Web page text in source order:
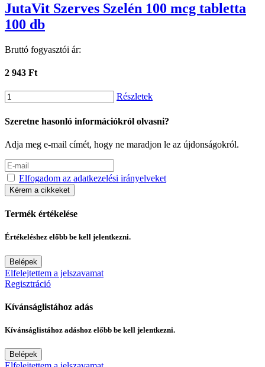
JutaVit Szerves Szelén 100 mcg tabletta
100 db
Bruttó fogyasztói ár:
2 943 Ft
Részletek
Szeretne hasonló információkról olvasni?
Adja meg e-mail címét, hogy ne maradjon le az újdonságokról.
Elfogadom az adatkezelési irányelveket
Kérem a cikkeket
Termék értékelése
Értékeléshez előbb be kell jelentkezni.
Belépek
Elfelejtettem a jelszavamat
Regisztráció
Kívánságlistához adás
Kívánságlistához adáshoz előbb be kell jelentkezni.
Belépek